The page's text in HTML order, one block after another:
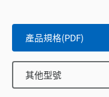
產品規格(PDF)
其他型號